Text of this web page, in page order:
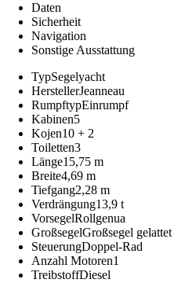
Daten
Sicherheit
Navigation
Sonstige Ausstattung
TypSegelyacht
HerstellerJeanneau
RumpftypEinrumpf
Kabinen5
Kojen10 + 2
Toiletten3
Länge15,75 m
Breite4,69 m
Tiefgang2,28 m
Verdrängung13,9 t
VorsegelRollgenua
GroßsegelGroßsegel gelattet
SteuerungDoppel-Rad
Anzahl Motoren1
TreibstoffDiesel